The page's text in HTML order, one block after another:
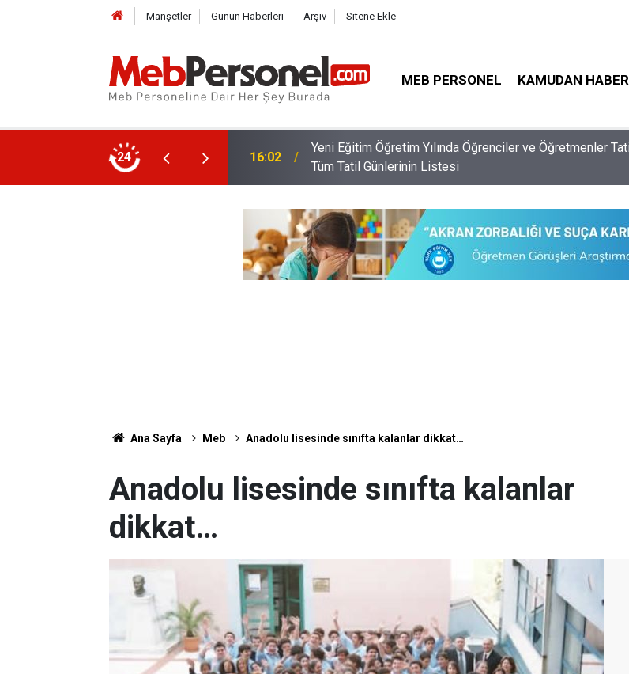
Manşetler Günün Haberleri Arşiv Sitene Ekle
MEB PERSONEL KAMUDAN HABER
24
ve Öğretmenler Tatile Doyacak, İşte
15:21 Bakan Yusuf Tekin'den O Öğretmenlere Kötü Haber!
Ana Sayfa Meb Anadolu lisesinde sınıfta kalanlar dikkat…
Anadolu lisesinde sınıfta kalanlar
dikkat…